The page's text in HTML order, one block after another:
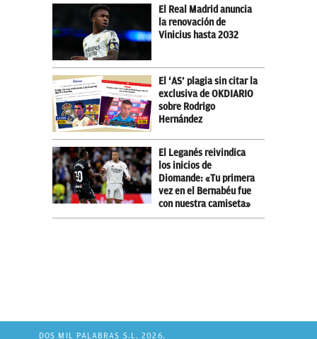
El Real Madrid anuncia
la renovación de
Vinicius hasta 2032
El ‘AS’ plagia sin citar la
exclusiva de OKDIARIO
sobre Rodrigo
Hernández
El Leganés reivindica
los inicios de
Diomande: «Tu primera
vez en el Bernabéu fue
con nuestra camiseta»
DOS MIL PALABRAS S.L. 2026.